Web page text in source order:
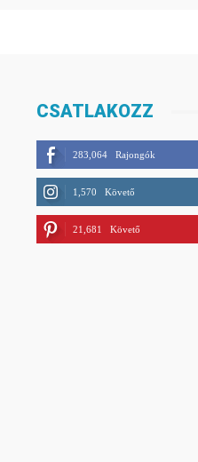
CSATLAKOZZ
283,064 Rajongók
1,570 Követő
21,681 Követő